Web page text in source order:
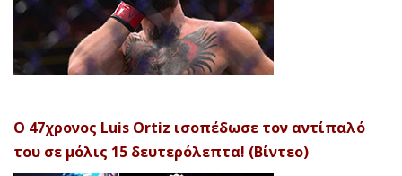
Ο 47χρονος Luis Ortiz ισοπέδωσε τον αντίπαλό
του σε μόλις 15 δευτερόλεπτα! (Βίντεο)